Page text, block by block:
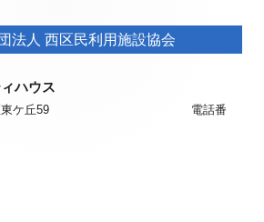
法人 西区民利用施設協会
ハウス
市西区東ケ丘59 電話番